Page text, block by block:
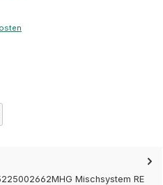
Mischsystem RE